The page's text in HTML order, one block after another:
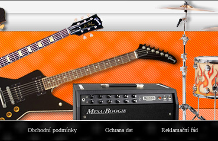
Obchodní podmínky Ochrana dat Reklamační řád